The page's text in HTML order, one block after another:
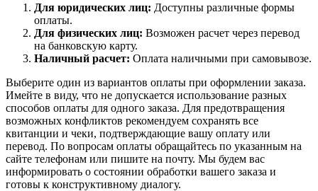
Для юридических лиц: Доступны различные формы
оплаты.
Для физических лиц: Возможен расчет через перевод
на банковскую карту.
Наличный расчет: Оплата наличными при самовывозе.
Выберите один из вариантов оплаты при оформлении заказа.
Имейте в виду, что не допускается использование разных
способов оплаты для одного заказа. Для предотвращения
возможных конфликтов рекомендуем сохранять все
квитанции и чеки, подтверждающие вашу оплату или
перевод. По вопросам оплаты обращайтесь по указанным на
сайте телефонам или пишите на почту. Мы будем вас
информировать о состоянии обработки вашего заказа и
готовы к конструктивному диалогу.